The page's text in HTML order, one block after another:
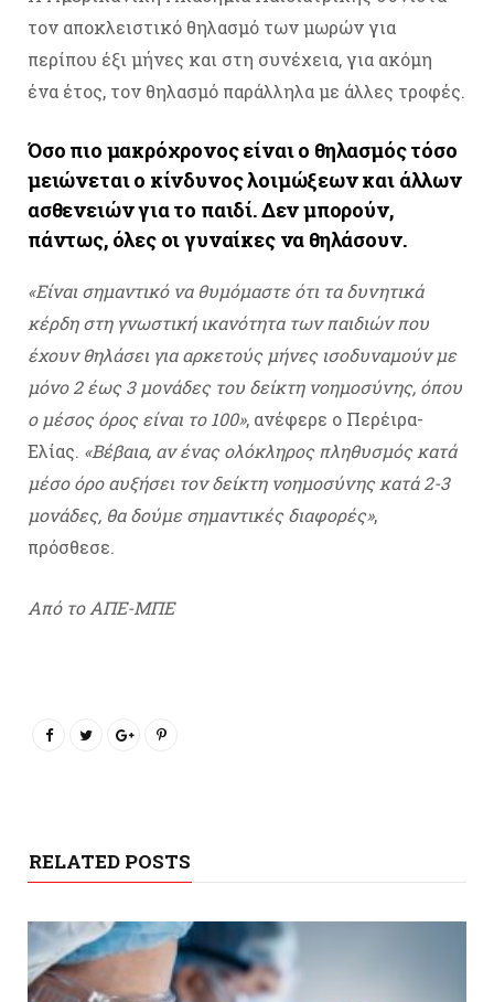
τον αποκλειστικό θηλασμό των μωρών για
περίπου έξι μήνες και στη συνέχεια, για ακόμη
ένα έτος, τον θηλασμό παράλληλα με άλλες τροφές.
Όσο πιο μακρόχρονος είναι ο θηλασμός τόσο
μειώνεται ο κίνδυνος λοιμώξεων και άλλων
ασθενειών για το παιδί. Δεν μπορούν,
πάντως, όλες οι γυναίκες να θηλάσουν.
«Είναι σημαντικό να θυμόμαστε ότι τα δυνητικά
κέρδη στη γνωστική ικανότητα των παιδιών που
έχουν θηλάσει για αρκετούς μήνες ισοδυναμούν με
μόνο 2 έως 3 μονάδες του δείκτη νοημοσύνης, όπου
ο μέσος όρος είναι το 100», ανέφερε ο Περέιρα-
Ελίας. «Βέβαια, αν ένας ολόκληρος πληθυσμός κατά
μέσο όρο αυξήσει τον δείκτη νοημοσύνης κατά 2-3
μονάδες, θα δούμε σημαντικές διαφορές»,
πρόσθεσε.
Από το ΑΠΕ-ΜΠΕ
RELATED POSTS